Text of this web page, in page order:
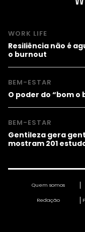
WORK LIFE
Resiliência não é
o burnout
BEM-ESTAR
O poder do “bom o
BEM-ESTAR
Gentileza gera
mostram 201
Quem somos
Redação